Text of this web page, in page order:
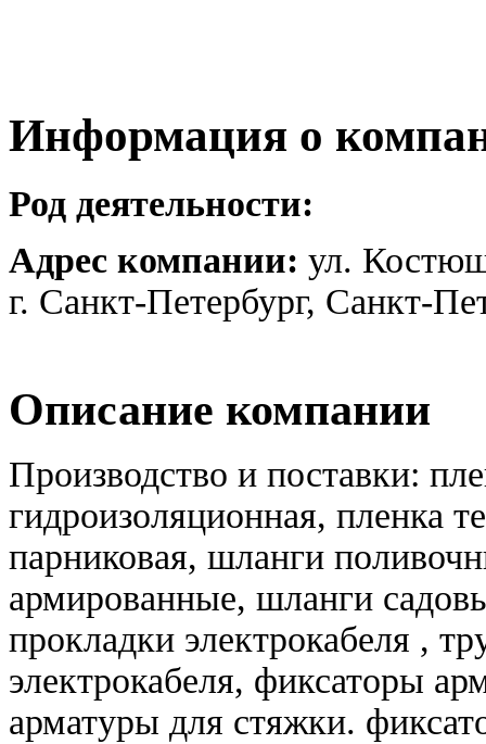
Информация о
Род деятельности:
Адрес компании: ул.
г. Санкт-Петербург, Санкт-
Описание компании
Производство и поставки:
гидроизоляционная, пленка
парниковая, шланги
армированные, шланги
прокладки электрокабеля ,
электрокабеля, фиксаторы
арматуры для стяжки.